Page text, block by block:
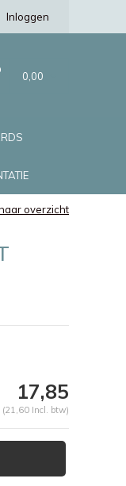
Inloggen
0,00
overzicht
17,85
(21,60 Incl. btw)